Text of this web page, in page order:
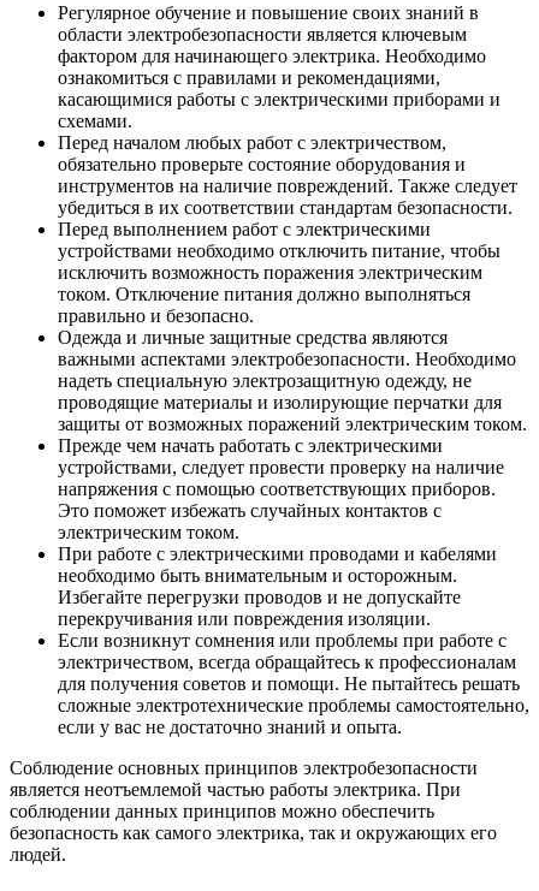
Регулярное обучение и повышение своих знаний в
области электробезопасности является ключевым
фактором для начинающего электрика. Необходимо
ознакомиться с правилами и рекомендациями,
касающимися работы с электрическими приборами и
схемами.
Перед началом любых работ с электричеством,
обязательно проверьте состояние оборудования и
инструментов на наличие повреждений. Также следует
убедиться в их соответствии стандартам безопасности.
Перед выполнением работ с электрическими
устройствами необходимо отключить питание, чтобы
исключить возможность поражения электрическим
током. Отключение питания должно выполняться
правильно и безопасно.
Одежда и личные защитные средства являются
важными аспектами электробезопасности. Необходимо
надеть специальную электрозащитную одежду, не
проводящие материалы и изолирующие перчатки для
защиты от возможных поражений электрическим током.
Прежде чем начать работать с электрическими
устройствами, следует провести проверку на наличие
напряжения с помощью соответствующих приборов.
Это поможет избежать случайных контактов с
электрическим током.
При работе с электрическими проводами и кабелями
необходимо быть внимательным и осторожным.
Избегайте перегрузки проводов и не допускайте
перекручивания или повреждения изоляции.
Если возникнут сомнения или проблемы при работе с
электричеством, всегда обращайтесь к профессионалам
для получения советов и помощи. Не пытайтесь решать
сложные электротехнические проблемы самостоятельно,
если у вас не достаточно знаний и опыта.
Соблюдение основных принципов электробезопасности
является неотъемлемой частью работы электрика. При
соблюдении данных принципов можно обеспечить
безопасность как самого электрика, так и окружающих его
людей.